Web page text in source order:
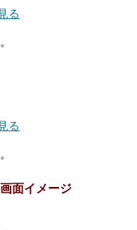
る
る
面イメージ